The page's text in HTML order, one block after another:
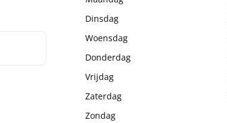
Dinsdag
Woensdag
Donderdag
Vrijdag
Zaterdag
Zondag